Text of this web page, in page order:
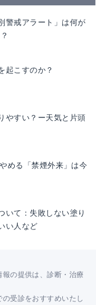
警戒アラート」は何が
起こすのか？
やすい？ー天気と片頭
める「禁煙外来」は今
いて：失敗しない塗り
い人など
の提供は、診断・治療
受診をおすすめいたし